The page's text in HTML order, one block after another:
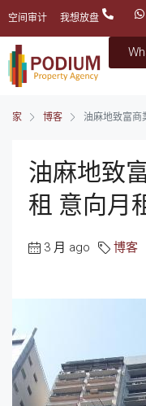
空间审计 我想放盘
家 博客 油麻地致富商
油麻地致
租 意向月
3 月 ago 博客